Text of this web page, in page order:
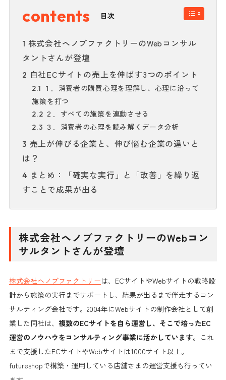
目次
1 株式会社ヘノブファクトリーのWebコンサル
タントさんが登壇
2 自社ECサイトの売上を伸ばす3つのポイント
2.1
１．消費者の購買心理を理解し、心理に沿って
施策を打つ
2.2 ２．すべての施策を連動させる
2.3 ３．消費者の心理を読み解くデータ分析
3 売上が伸びる企業と、伸び悩む企業の違いと
は？
4 まとめ：「確実な実行」と「改善」を繰り返
すことで成果が出る
株式会社ヘノブファクトリーのWebコン
サルタントさんが登壇
株式会社ヘノブファクトリーは、ECサイトやWebサイトの戦略設
計から施策の実行までサポートし、結果が出るまで伴走するコン
サルティング会社です。2004年にWebサイトの制作会社として創
業した同社は、 複数のECサイトを自ら運営し、そこで培ったEC
運営のノウハウをコンサルティング事業に活かしています。 これ
まで支援したECサイトやWebサイトは1000サイト以上。
futureshopで構築・運用している店舗さまの運営支援も行ってい